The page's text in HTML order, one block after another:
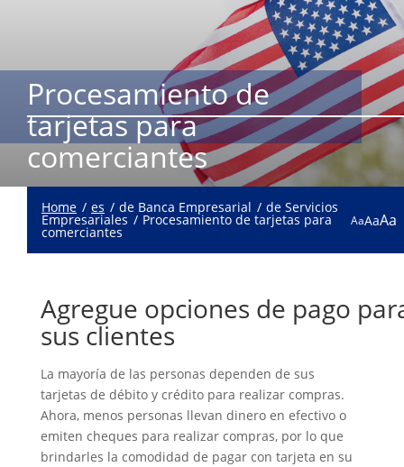
Procesamiento de
tarjetas para
comerciantes
Home es de Banca Empresarial de Servicios
Empresariales Procesamiento de tarjetas para
comerciantes
AaAaAa
Agregue opciones de pago
sus clientes
La mayoría de las personas dependen de sus
tarjetas de débito y crédito para realizar compras.
Ahora, menos personas llevan dinero en efectivo o
emiten cheques para realizar compras, por lo que
brindarles la comodidad de pagar con tarjeta en su